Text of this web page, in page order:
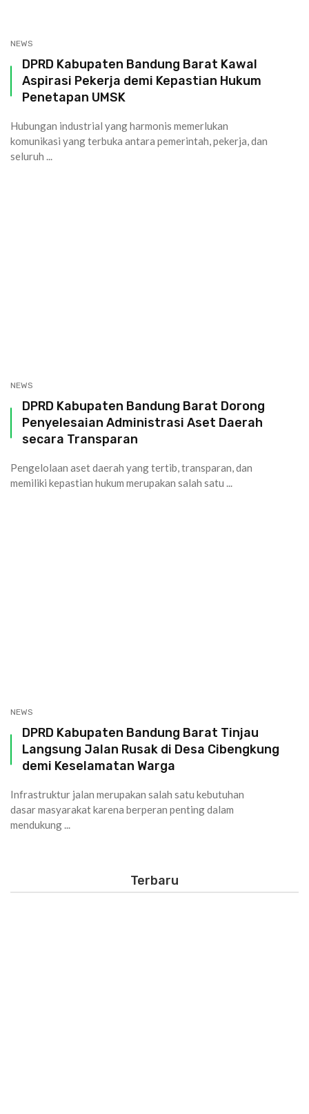
NEWS
DPRD Kabupaten Bandung Barat Kawal
Aspirasi Pekerja demi Kepastian Hukum
Penetapan UMSK
Hubungan industrial yang harmonis memerlukan
komunikasi yang terbuka antara pemerintah, pekerja, dan
seluruh ...
NEWS
DPRD Kabupaten Bandung Barat Dorong
Penyelesaian Administrasi Aset Daerah
secara Transparan
Pengelolaan aset daerah yang tertib, transparan, dan
memiliki kepastian hukum merupakan salah satu ...
NEWS
DPRD Kabupaten Bandung Barat Tinjau
Langsung Jalan Rusak di Desa Cibengkung
demi Keselamatan Warga
Infrastruktur jalan merupakan salah satu kebutuhan
dasar masyarakat karena berperan penting dalam
mendukung ...
Terbaru